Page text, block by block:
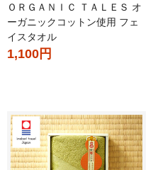
ＯＲＧＡＮＩＣ ＴＡＬＥＳ オ
ーガニックコットン使用 フェ
イスタオル
1,100円